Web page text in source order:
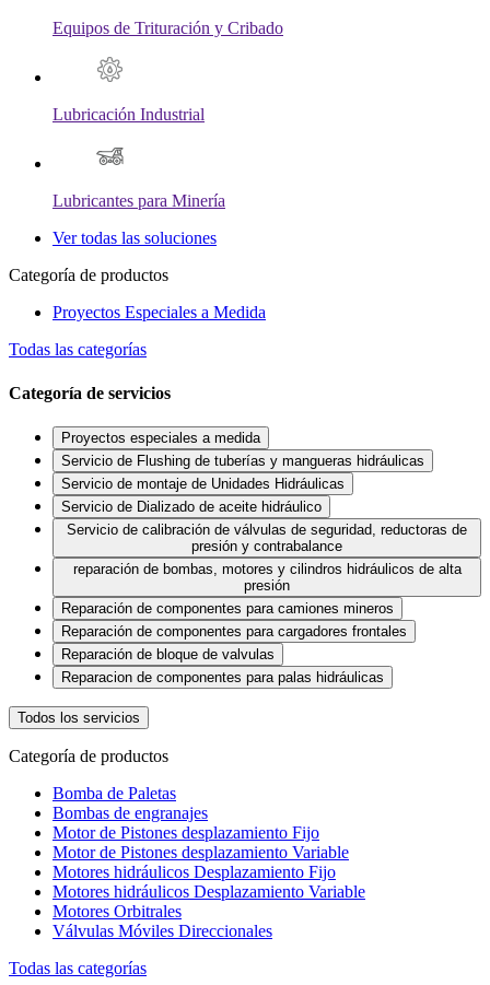
Equipos de Trituración y Cribado
Lubricación Industrial
Lubricantes para Minería
Ver todas las soluciones
Categoría de productos
Proyectos Especiales a Medida
Todas las categorías
Categoría de servicios
Proyectos especiales a medida
Servicio de Flushing de tuberías y mangueras hidráulicas
Servicio de montaje de Unidades Hidráulicas
Servicio de Dializado de aceite hidráulico
Servicio de calibración de válvulas de seguridad, reductoras de
presión y contrabalance
reparación de bombas, motores y cilindros hidráulicos de alta
presión
Reparación de componentes para camiones mineros
Reparación de componentes para cargadores frontales
Reparación de bloque de valvulas
Reparacion de componentes para palas hidráulicas
Todos los servicios
Categoría de productos
Bomba de Paletas
Bombas de engranajes
Motor de Pistones desplazamiento Fijo
Motor de Pistones desplazamiento Variable
Motores hidráulicos Desplazamiento Fijo
Motores hidráulicos Desplazamiento Variable
Motores Orbitrales
Válvulas Móviles Direccionales
Todas las categorías